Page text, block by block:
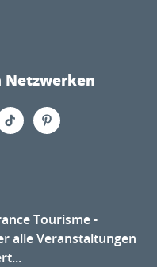
Netzwerken
Tourisme -
alle Veranstaltungen